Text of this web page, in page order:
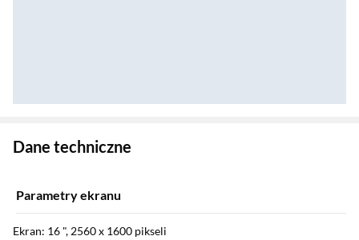
Dane techniczne
Parametry ekranu
Ekran: 16 ", 2560 x 1600 pikseli